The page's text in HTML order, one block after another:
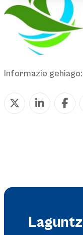
Informazio